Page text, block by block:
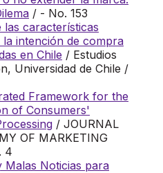
/ - No. 153
las características
intención de compra
en Chile / Estudios
Universidad de Chile /
Framework for the
of Consumers'
/ JOURNAL
OF MARKETING
4
Malas Noticias para